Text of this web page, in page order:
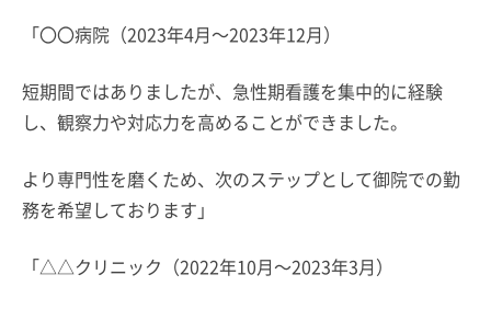
「〇〇病院（2023年4月～2023年12月）
短期間ではありましたが、急性期看護を集中的に経験
し、観察力や対応力を高めることができました。
より専門性を磨くため、次のステップとして御院での勤
務を希望しております」
「△△クリニック（2022年10月～2023年3月）